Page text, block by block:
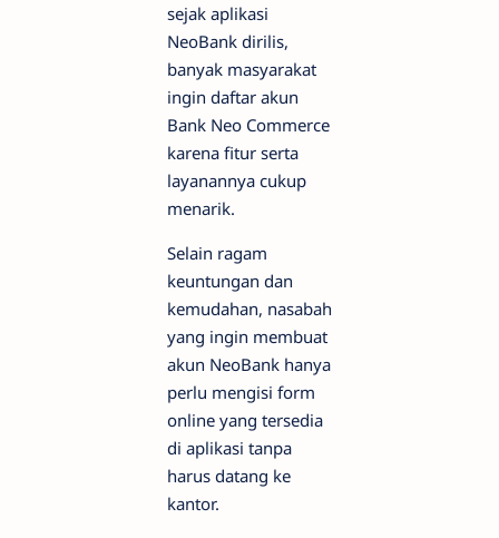
sejak aplikasi
NeoBank dirilis,
banyak masyarakat
ingin daftar akun
Bank Neo Commerce
karena fitur serta
layanannya cukup
menarik.
Selain ragam
keuntungan dan
kemudahan, nasabah
yang ingin membuat
akun NeoBank hanya
perlu mengisi form
online yang tersedia
di aplikasi tanpa
harus datang ke
kantor.